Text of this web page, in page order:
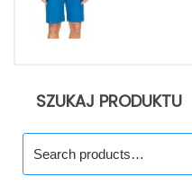
SZUKAJ PRODUKTU
for: